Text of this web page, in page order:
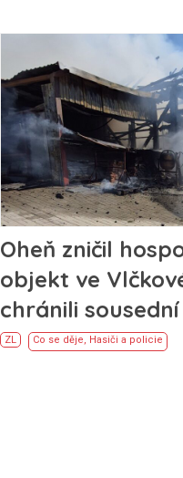
Oheň zničil
objekt ve
chránili
ZL Co se děje, Hasiči a policie